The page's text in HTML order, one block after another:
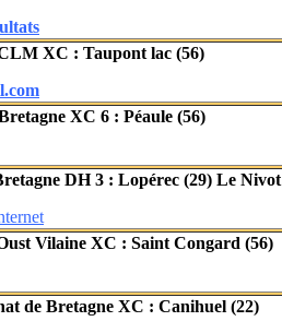
XC : Taupont lac (56)
XC 6 : Péaule (56)
DH 3 : Lopérec (29) Le Nivot
Vilaine XC : Saint Congard (56)
de Bretagne XC : Canihuel (22)